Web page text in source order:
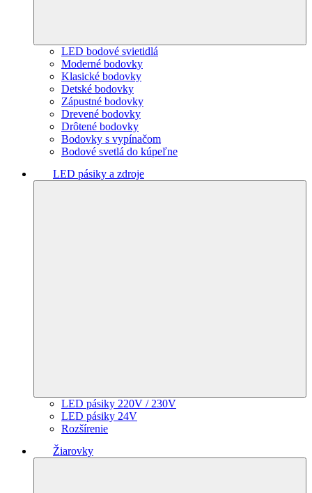
LED bodové svietidlá
Moderné bodovky
Klasické bodovky
Detské bodovky
Zápustné bodovky
Drevené bodovky
Drôtené bodovky
Bodovky s vypínačom
Bodové svetlá do kúpeľne
LED pásiky a zdroje
LED pásiky 220V / 230V
LED pásiky 24V
Rozšírenie
Žiarovky